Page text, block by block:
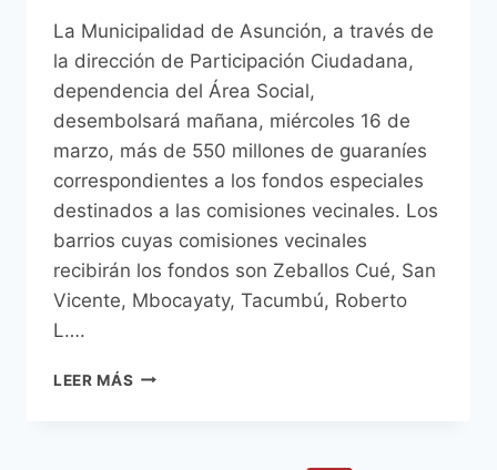
La Municipalidad de Asunción, a través de
la dirección de Participación Ciudadana,
dependencia del Área Social,
desembolsará mañana, miércoles 16 de
marzo, más de 550 millones de guaraníes
correspondientes a los fondos especiales
destinados a las comisiones vecinales. Los
barrios cuyas comisiones vecinales
recibirán los fondos son Zeballos Cué, San
Vicente, Mbocayaty, Tacumbú, Roberto
L….
LEER MÁS COMISIONES